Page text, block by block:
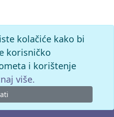
kolačiće kako bi
korisničko
i korištenje
više.
Miroslav Krleža